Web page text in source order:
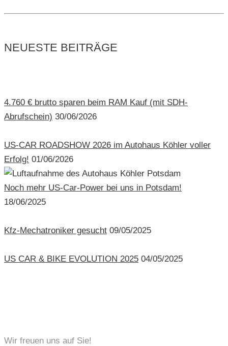
NEUESTE BEITRÄGE
4.760 € brutto sparen beim RAM Kauf (mit SDH-
Abrufschein) 30/06/2026
US-CAR ROADSHOW 2026 im Autohaus Köhler voller
Erfolg! 01/06/2026
Noch mehr US-Car-Power bei uns in Potsdam!
18/06/2025
Kfz-Mechatroniker gesucht 09/05/2025
US CAR & BIKE EVOLUTION 2025 04/05/2025
Wir freuen uns auf Sie!